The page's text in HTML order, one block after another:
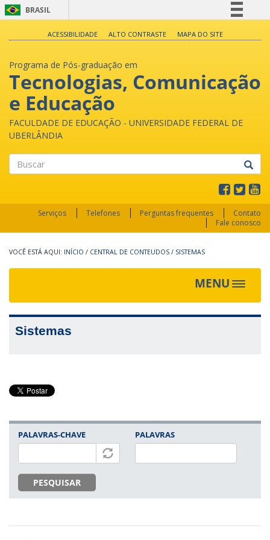
BRASIL
Acesso à informação
Canais
ACESSIBILIDADE ALTO CONTRASTE MAPA DO SITE
Programa de Pós-graduação em
Tecnologias, Comunicação
e Educação
FACULDADE DE EDUCAÇÃO - UNIVERSIDADE FEDERAL DE
UBERLÂNDIA
Serviços Telefones Perguntas frequentes
Contato
Fale conosco
INÍCIO / CENTRAL DE CONTEUDOS / SISTEMAS
MENU
Toggle
Sistemas
PALAVRAS-CHAVE
PESQUISAR
PALAVRAS